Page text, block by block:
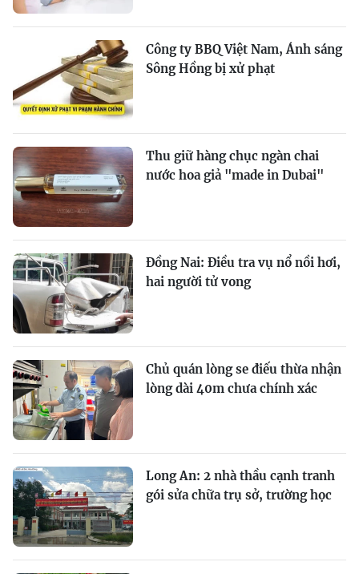
Công ty BBQ Việt Nam, Ánh sáng
Sông Hồng bị xử phạt
Thu giữ hàng chục ngàn chai
nước hoa giả "made in Dubai"
Đồng Nai: Điều tra vụ nổ nồi hơi,
hai người tử vong
Chủ quán lòng se điếu thừa nhận
lòng dài 40m chưa chính xác
Long An: 2 nhà thầu cạnh tranh
gói sửa chữa trụ sở, trường học